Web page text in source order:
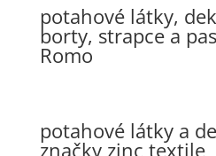
potahové látky,
borty, strapce a
Romo
potahové látky a
značky zinc textile